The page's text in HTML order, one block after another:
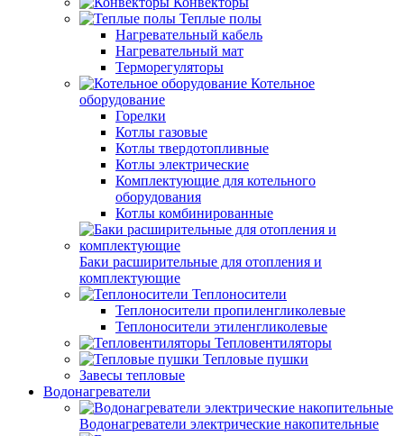
Теплые полы
Нагревательный кабель
Нагревательный мат
Терморегуляторы
Котельное
оборудование
Горелки
Котлы газовые
Котлы твердотопливные
Котлы электрические
Комплектующие для котельного
оборудования
Котлы комбинированные
Баки расширительные для отопления и
комплектующие
Теплоносители
Теплоносители пропиленгликолевые
Теплоносители этиленгликолевые
Тепловентиляторы
Тепловые пушки
Завесы тепловые
Водонагреватели
Водонагреватели электрические накопительные